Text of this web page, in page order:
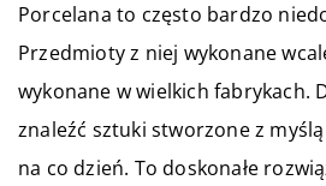
Porcelana to często bardzo
Przedmioty z niej wykonane
wykonane w wielkich fabrykach.
znaleźć sztuki stworzone z
na co dzień. To doskonałe